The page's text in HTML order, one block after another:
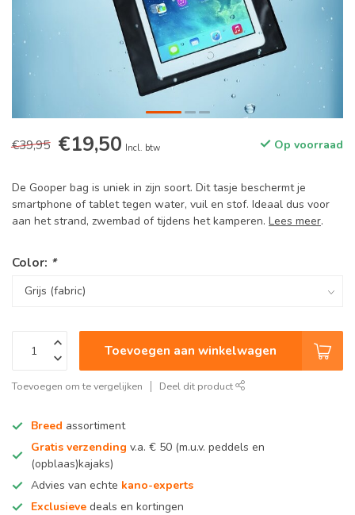
€39,95 €19,50 Incl. btw Op voorraad
De Gooper bag is uniek in zijn soort. Dit tasje beschermt je
smartphone of tablet tegen water, vuil en stof. Ideaal dus voor
aan het strand, zwembad of tijdens het kamperen. Lees meer.
Color: *
Toevoegen aan winkelwagen
Toevoegen om te vergelijken Deel dit product
Breed assortiment
Gratis verzending v.a. € 50 (m.u.v. peddels en
(opblaas)kajaks)
Advies van echte kano-experts
Exclusieve deals en kortingen